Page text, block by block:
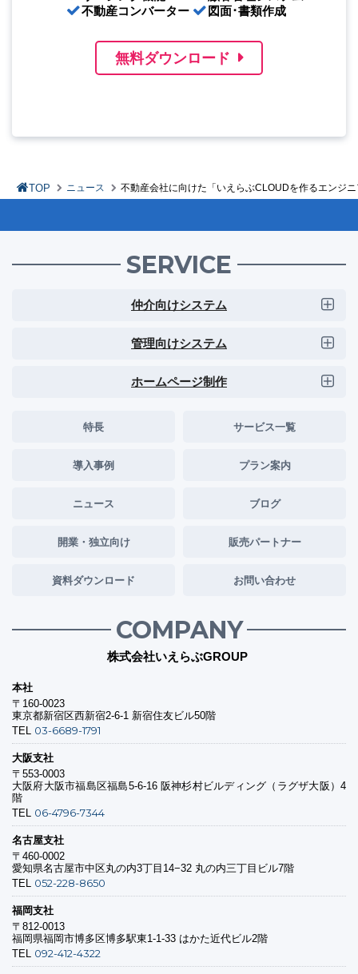
不動産コンバーター
図面･書類作成
無料ダウンロード
TOP ニュース 不動産会社に向けた「いえらぶCLOUDを作るエンジ
SERVICE
仲介向けシステム
管理向けシステム
ホームページ制作
特長 サービス一覧
導入事例 プラン案内
ニュース ブログ
開業・独立向け 販売パートナー
資料ダウンロード お問い合わせ
COMPANY
株式会社いえらぶGROUP
本社
〒160-0023
東京都新宿区西新宿2-6-1 新宿住友ビル50階
TEL 03-6689-1791
大阪支社
〒553-0003
大阪府大阪市福島区福島5-6-16 阪神杉村ビルディング（ラグザ大阪）4
階
TEL 06-4796-7344
名古屋支社
〒460-0002
愛知県名古屋市中区丸の内3丁目14−32 丸の内三丁目ビル7階
TEL 052-228-8650
福岡支社
〒812-0013
福岡県福岡市博多区博多駅東1-1-33 はかた近代ビル2階
TEL 092-412-4322